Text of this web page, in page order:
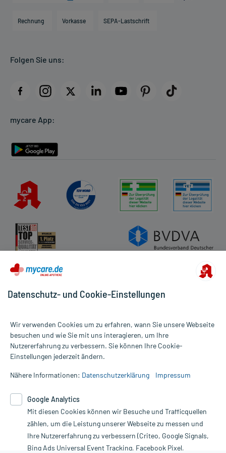
Direktabrechnung PKV
AGB
Datenschutz
Rückgabe/Widerruf
Rechnung Vorkasse SEPA-Lastschrift
Folgen Sie uns:
mycare App:
Alle Preise gelten inkl. MwSt., ggf. zzgl. Versandkosten
Informationen auf dieser Website werden ausschließlich für
die Untersuchung und Behandlung durch einen Arzt. Bitte
Therapien eingeleitet werden können. | Diese Webseite benutzt
Google Analytics. Lesen Sie bitte dazu die wichtigen Hinweise in
unserer Datenschutzerklärung. Für den Widerruf einer Bestellung
nutzen Sie das Formular:
Datenschutz- und Cookie-Einstellungen
Wir verwenden Cookies um zu erfahren, wann Sie unsere Webseite
besuchen und wie Sie mit uns interagieren, um Ihre
Nutzererfahrung zu verbessern. Sie können Ihre Cookie-
Einstellungen jederzeit ändern.
Nähere Informationen: Datenschutzerklärung Impressum
Google Analytics
Mit diesen Cookies können wir Besuche und Trafficquellen
zählen, um die Leistung unserer Webseite zu messen und
Ihre Nutzererfahrung zu verbessern (Criteo, Google Signals,
Bing Ads Universal Event Tracking, Facebook Pixel,